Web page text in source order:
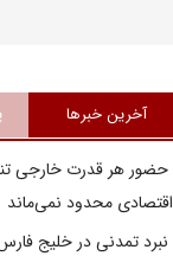
آخرین خبرها
حضور هر قدرت خارجی
اقتصادی محدود نمی‌ماند
نبرد تمدنی در خلیج